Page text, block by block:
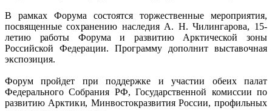
В рамках Форума состоятся торжественные мероприятия,
посвященные сохранению наследия А. Н. Чилингарова, 15-
летию работы Форума и развитию Арктической зоны
Российской Федерации. Программу дополнит выставочная
экспозиция.
Форум пройдет при поддержке и участии обеих палат
Федерального Собрания РФ, Государственной комиссии по
развитию Арктики, Минвостокразвития России, профильных